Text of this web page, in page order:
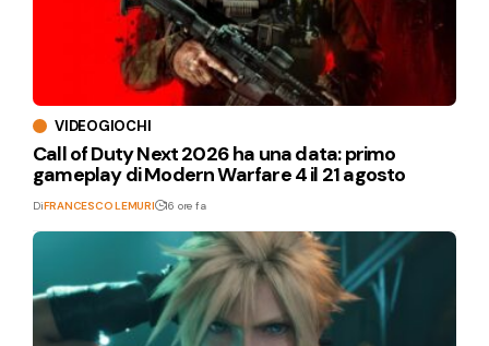
VIDEOGIOCHI
Call of Duty Next 2026 ha una data: primo
gameplay di Modern Warfare 4 il 21 agosto
DiFRANCESCO LEMURI 16 ore fa